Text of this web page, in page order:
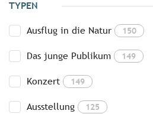
TYPEN
Ausflug in die Natur 150
Das junge Publikum 149
Konzert 149
Ausstellung 125